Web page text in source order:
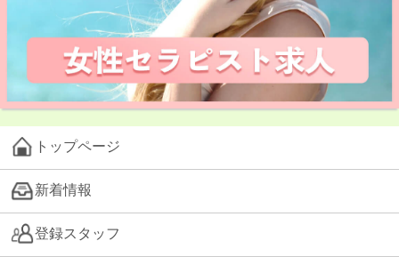
トップページ
新着情報
登録スタッフ